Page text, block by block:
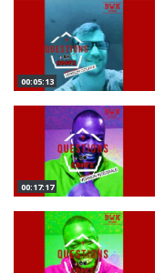
00:05:13
00:17:17